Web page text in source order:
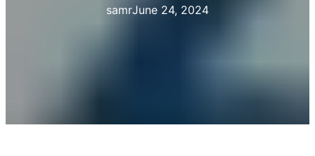
samrJune 24, 2024